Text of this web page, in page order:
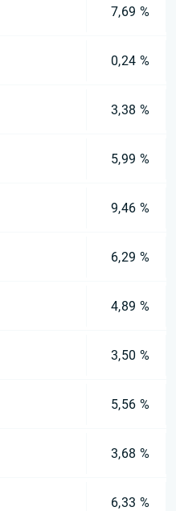
7,69 %
0,24 %
3,38 %
5,99 %
9,46 %
6,29 %
4,89 %
3,50 %
5,56 %
3,68 %
6,33 %